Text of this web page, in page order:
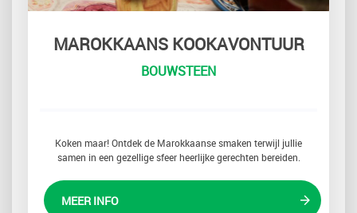
MAROKKAANS KOOKAVONTUUR
BOUWSTEEN
Koken maar! Ontdek de Marokkaanse smaken terwijl jullie
samen in een gezellige sfeer heerlijke gerechten bereiden.
MEER INFO